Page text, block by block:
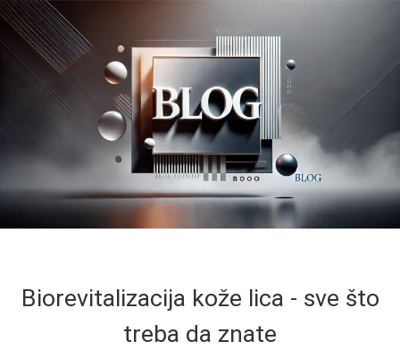
Biorevitalizacija kože lica - sve što
treba da znate